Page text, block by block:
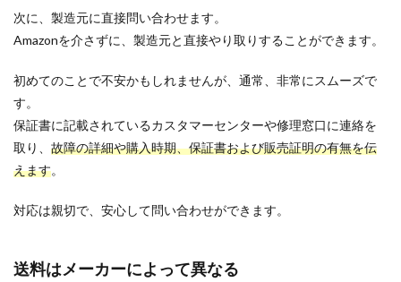
次に、製造元に直接問い合わせます。
Amazonを介さずに、製造元と直接やり取りすることができます。
初めてのことで不安かもしれませんが、通常、非常にスムーズで
す。
保証書に記載されているカスタマーセンターや修理窓口に連絡を
取り、 故障の詳細や購入時期、保証書および販売証明の有無を伝
えます。
対応は親切で、安心して問い合わせができます。
送料はメーカーによって異なる